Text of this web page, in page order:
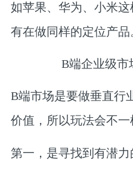
如苹果、华为、小米
有在做同样的定位产品
B端企业级市
B端市场是要做垂直行
价值，所以玩法会不一
第一，是寻找到有潜力